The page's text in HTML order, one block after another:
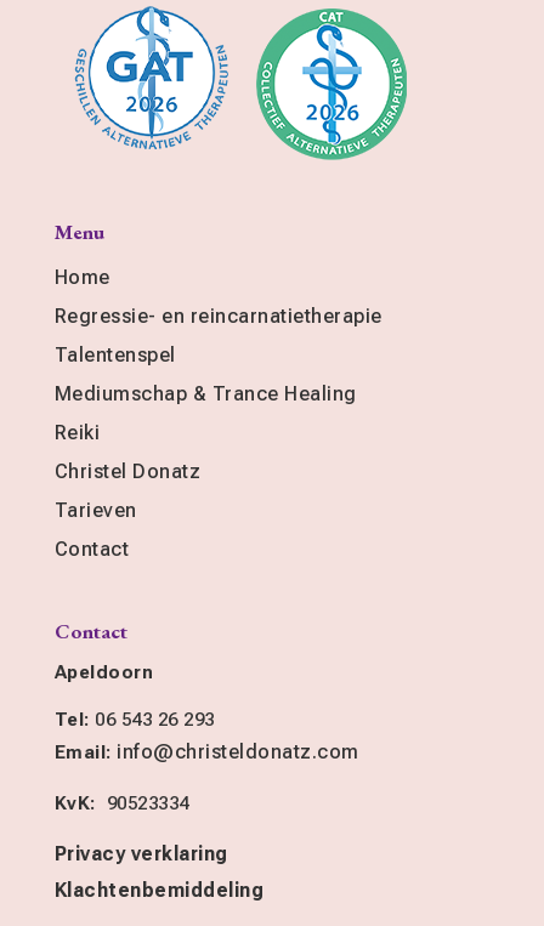
Menu
Home
Regressie- en reincarnatietherapie
Talentenspel
Mediumschap & Trance Healing
Reiki
Christel Donatz
Tarieven
Contact
Contact
Apeldoorn
Tel: 06 543 26 293
Email: info@christeldonatz.com
KvK: 90523334
Privacy verklaring
Klachtenbemiddeling